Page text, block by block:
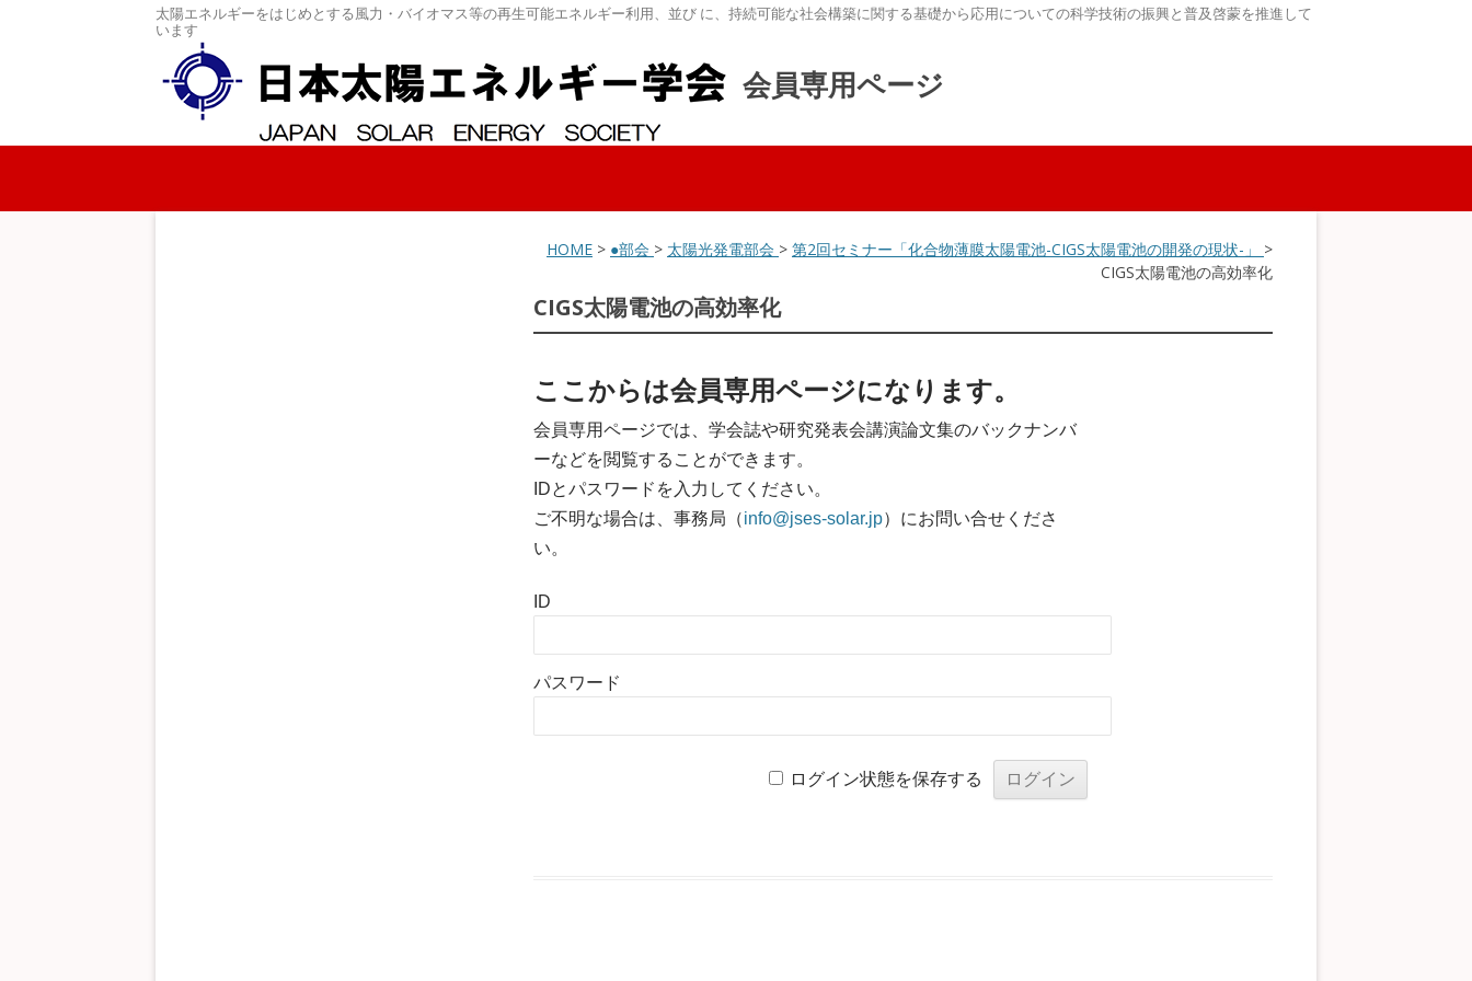
太陽エネルギーをはじめとする風力・バイオマス等の再生可能エネルギー利用、並び に、持続可能な社会構築に関する基礎から応用についての科学技術の振興と普及啓蒙を推進して
います
会員専用ページ
コンテンツへスキップ
HOME > ●部会 > 太陽光発電部会 > 第2回セミナー「化合物薄膜太陽電池-CIGS太陽電池の開発の現状-」 >
CIGS太陽電池の高効率化
CIGS太陽電池の高効率化
ここからは会員専用ページになります。
会員専用ページでは、学会誌や研究発表会講演論文集のバックナンバ
ーなどを閲覧することができます。
IDとパスワードを入力してください。
ご不明な場合は、事務局（info@jses-solar.jp）にお問い合せくださ
い。
ID
パスワード
ログイン状態を保存する